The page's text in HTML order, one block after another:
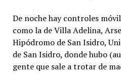
De noche hay controles
como la de Villa Adelina,
Hipódromo de San Isidro,
de San Isidro, donde hubo
gente que sale a trotar de